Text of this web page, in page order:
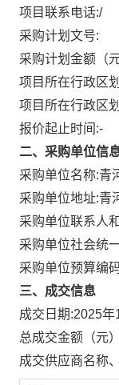
项目联系电话:/
采购计划文号:
采购计划金额（
项目所在行政区
项目所在行政区
报价起止时间:-
二、采购单位信
采购单位名称:青
采购单位地址:青
采购单位联系人
采购单位社会统
采购单位预算编
三、成交信息
成交日期:2025年
总成交金额（元
成交供应商名称